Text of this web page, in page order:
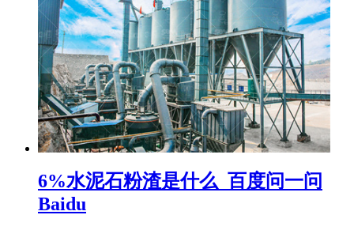
6%水泥石粉渣是什么_百度问一问
Baidu